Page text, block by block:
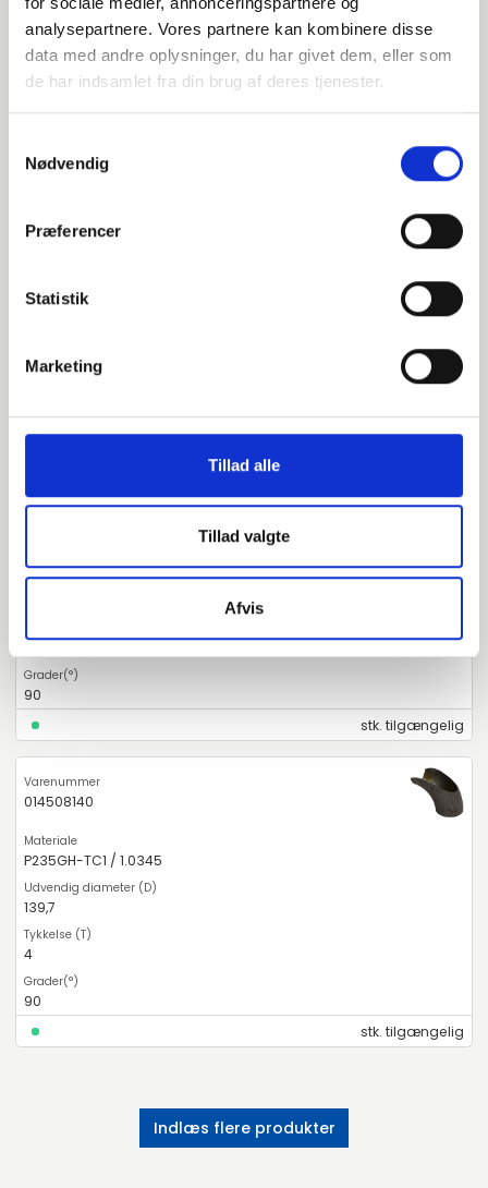
analysepartnere. Vores partnere kan kombinere disse
data med andre oplysninger, du har givet dem, eller som
de har indsamlet fra din brug af deres tjenester.
Nødvendig
Præferencer
Statistik
Marketing
Tillad alle
Tillad valgte
Afvis
3,6
90
stk. tilgængelig
114,3
stk. tilgængelig
014508133
90
stk. tilgængelig
014508140
P235GH-TC1 / 1.0345
139,7
4
90
stk. tilgængelig
Indlæs flere produkter